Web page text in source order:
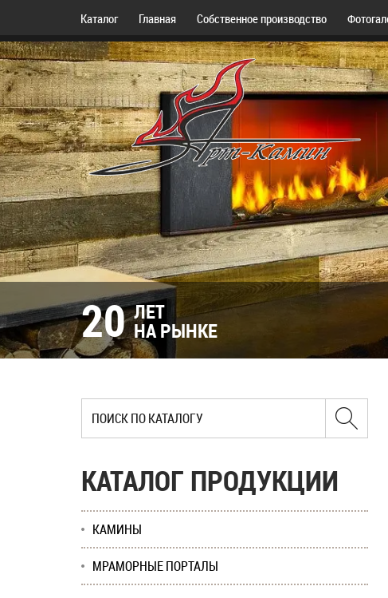
Каталог Главная Собственное производство
20 ЛЕТ
НА РЫНКЕ
КАТАЛОГ ПРОДУКЦИИ
КАМИНЫ
МРАМОРНЫЕ ПОРТАЛЫ